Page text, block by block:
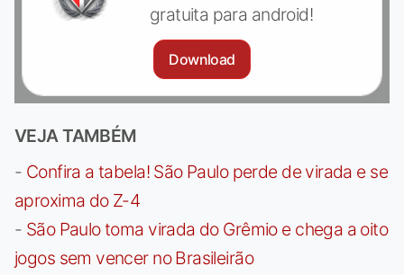
gratuita para android!
Download
VEJA TAMBÉM
- Confira a tabela! São Paulo perde de virada e se
aproxima do Z-4
- São Paulo toma virada do Grêmio e chega a oito
jogos sem vencer no Brasileirão